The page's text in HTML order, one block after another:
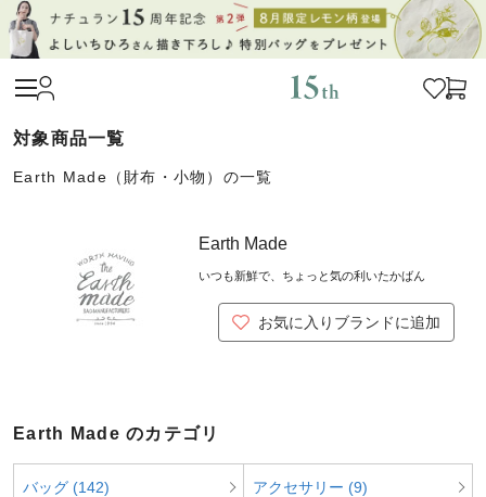
Earth Made（財布・小物）の一覧
Earth Made
いつも新鮮で、ちょっと気の利いたかばん
お気に入りブランドに追加
Earth Made のカテゴリ
バッグ (142) アクセサリー (9)